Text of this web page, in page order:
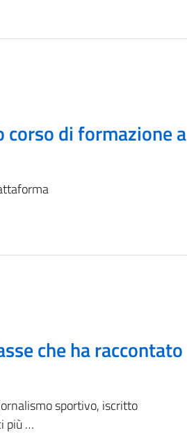
di formazione a
che ha raccontato
sportivo, iscritto
più …